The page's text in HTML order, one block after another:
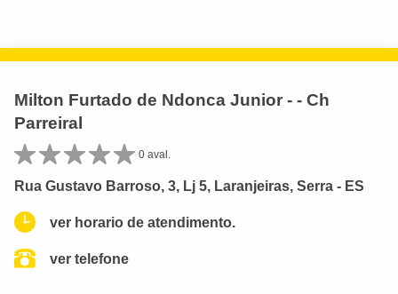
Milton Furtado de Ndonca Junior - - Ch
Parreiral
0 aval.
Rua Gustavo Barroso, 3, Lj 5, Laranjeiras, Serra - ES
ver horario de atendimento.
ver telefone